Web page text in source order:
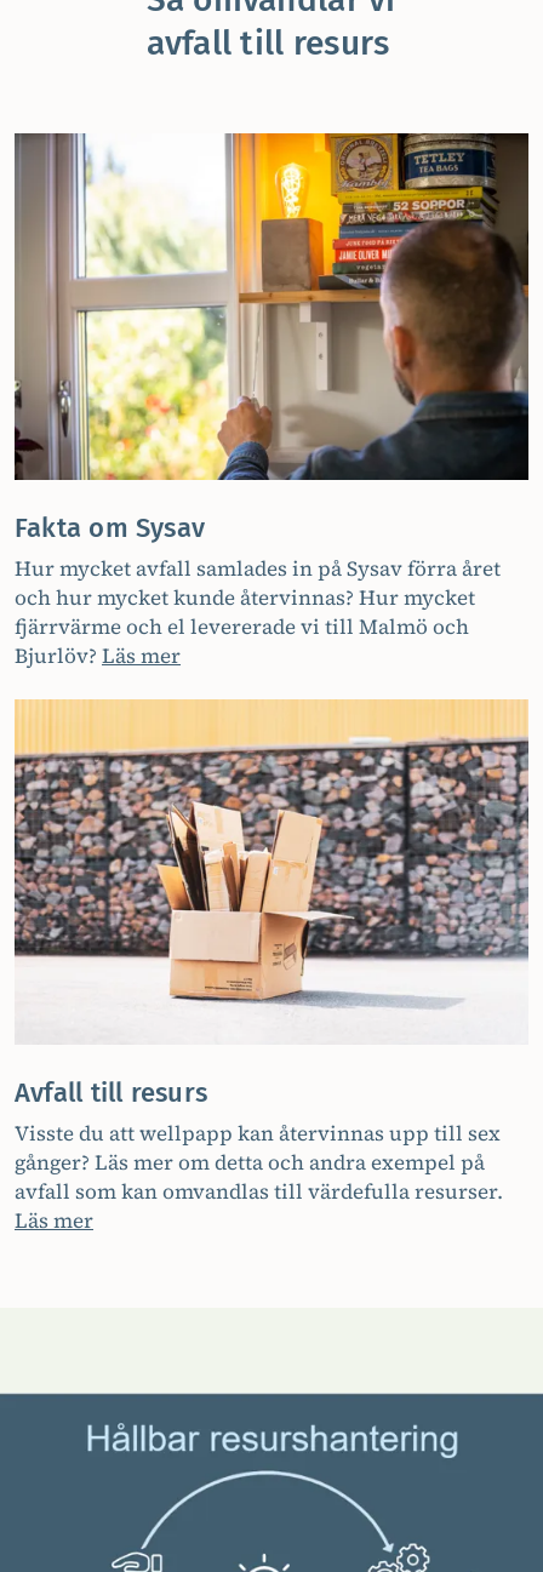
avfall till resurs
Fakta om Sysav
Hur mycket avfall samlades in på Sysav förra året
och hur mycket kunde återvinnas? Hur mycket
fjärrvärme och el levererade vi till Malmö och
Bjurlöv? Läs mer
Avfall till resurs
Visste du att wellpapp kan återvinnas upp till sex
gånger? Läs mer om detta och andra exempel på
avfall som kan omvandlas till värdefulla resurser.
Läs mer